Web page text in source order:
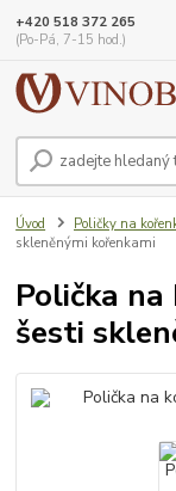
+420 518 372 265
(Po-Pá, 7-15 hod.)
Úvod Poličky na
skleněnými kořenkami
Polička
šesti